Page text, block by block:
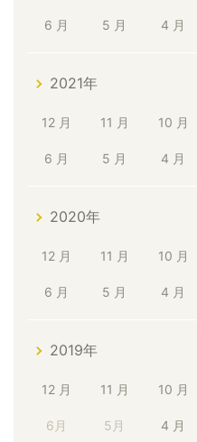
6 月 5 月 4 月
2021年
12 月 11 月 10 月
6 月 5 月 4 月
2020年
12 月 11 月 10 月
6 月 5 月 4 月
2019年
12 月 11 月 10 月
6月 5月 4 月